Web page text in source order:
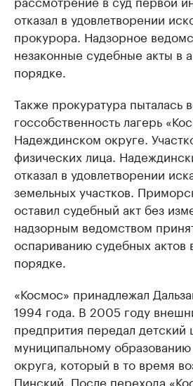
отказал в удовлетворении
прокурора. Надзорное
незаконные судебные акты в
порядке.
Также прокуратура пыталась
госсобственность лагерь
Надеждинском округе.
физических лица.
отказал в удовлетворении
земельных участков.
оставил судебный акт без
надзорным ведомством
оспариванию судебных актов
порядке.
«Космос» принадлежал
1994 года. В 2005 году
предпрития передал детский
муниципальному
округа, который в то время
Пинский. После перехода